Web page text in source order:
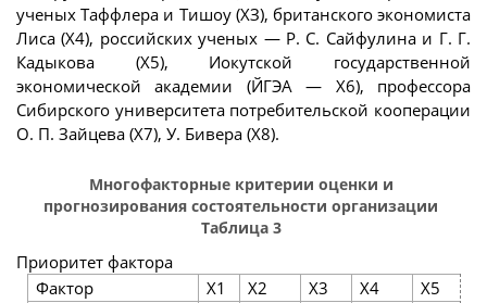
ученых Таффлера и Тишоу (ХЗ), британского экономиста
Лиса (Х4), российских ученых — Р. С. Сайфулина и Г. Г.
Кадыкова (Х5), Иокутской государственной
экономической академии (ЙГЭА — Х6), профессора
Сибирского университета потребительской кооперации
О. П. Зайцева (Х7), У. Бивера (Х8).
Многофакторные критерии оценки и
прогнозирования состоятельности организации
Таблица 3
Приоритет фактора
Фактор
Х1 Х2 Х3 Х4 Х5